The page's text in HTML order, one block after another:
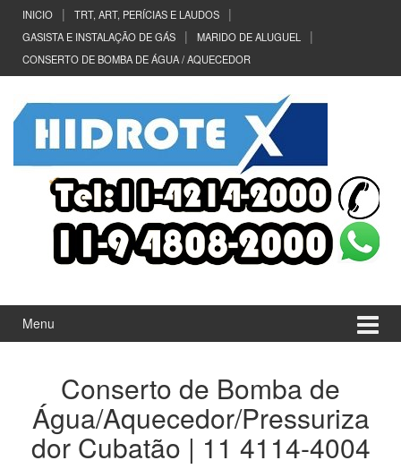
Conteúdo
Pular
menu
principal
INICIO
TRT, ART, PERÍCIAS E LAUDOS
GASISTA E INSTALAÇÃO DE GÁS
MARIDO DE ALUGUEL
CONSERTO DE BOMBA DE ÁGUA / AQUECEDOR
Menu
Conserto de Bomba de
Água/Aquecedor/Pressuriza
dor Cubatão | 11 4114-4004